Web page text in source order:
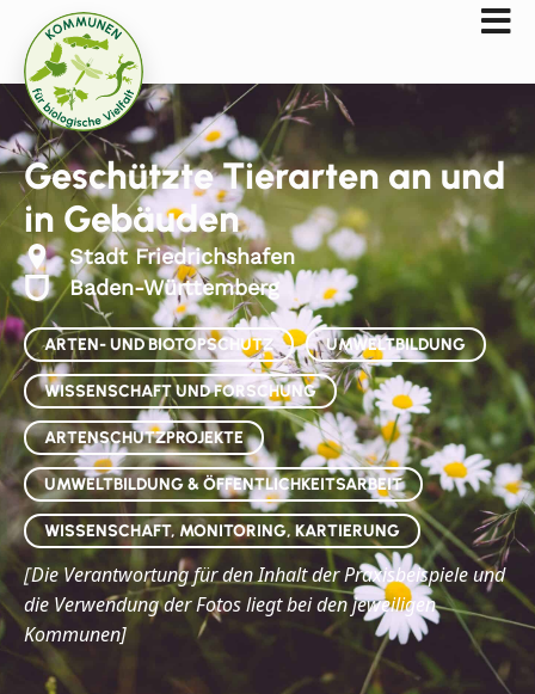
Geschützte Tierarten an und
in Gebäuden
Stadt Friedrichshafen
Baden-Württemberg
ARTEN- UND BIOTOPSCHUTZ UMWELTBILDUNG
WISSENSCHAFT UND FORSCHUNG
ARTENSCHUTZPROJEKTE
UMWELTBILDUNG & ÖFFENTLICHKEITSARBEIT
WISSENSCHAFT, MONITORING, KARTIERUNG
[DieVerantwortung für den Inhalt der Praxisbeispiele und
die Verwendung der Fotos liegt bei den jeweiligen
Kommunen]